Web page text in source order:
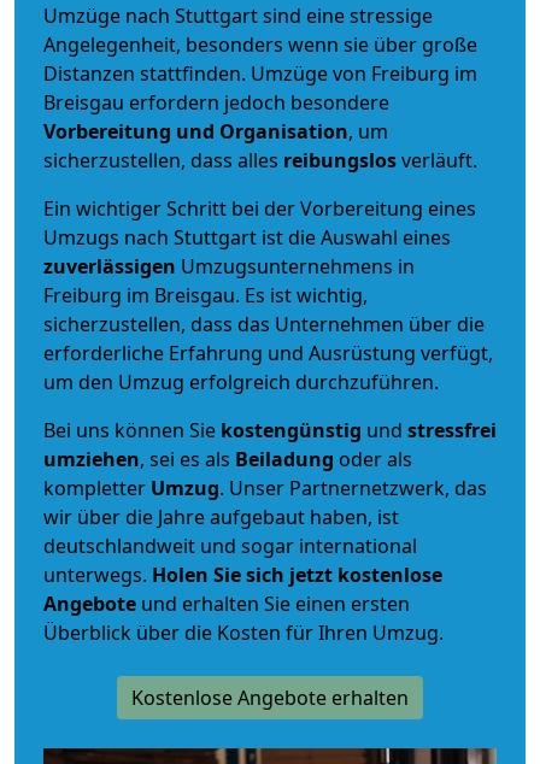
Umzüge nach Stuttgart sind eine stressige
Angelegenheit, besonders wenn sie über große
Distanzen stattfinden. Umzüge von Freiburg im
Breisgau erfordern jedoch besondere
Vorbereitung und Organisation, um
sicherzustellen, dass alles reibungslosverläuft.
Ein wichtiger Schritt bei der Vorbereitung eines
Umzugs nach Stuttgart ist die Auswahl eines
zuverlässigen Umzugsunternehmens in
Freiburg im Breisgau. Es ist wichtig,
sicherzustellen, dass das Unternehmen über die
erforderliche Erfahrung und Ausrüstung verfügt,
um den Umzug erfolgreich durchzuführen.
Bei uns können Sie kostengünstig und stressfrei
umziehen, sei es als Beiladung oder als
kompletter Umzug. Unser Partnernetzwerk, das
wir über die Jahre aufgebaut haben, ist
deutschlandweit und sogar international
unterwegs. Holen Sie sich jetzt kostenlose
Angebote und erhalten Sie einen ersten
Überblick über die Kosten für Ihren Umzug.
Kostenlose Angebote erhalten